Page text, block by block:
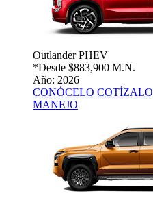
Outlander PHEV
*Desde $883,900 M.N.
Año: 2026
CONÓCELO COTÍZALO
MANEJO